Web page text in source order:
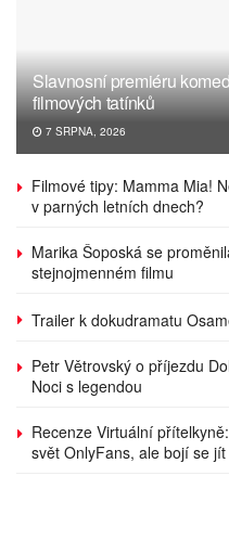
Slavnosní premiéru
filmových tatínků
7 SRPNA, 2026
Filmové tipy: Mamma Mia!
v parných letních dnech?
Marika Šoposká se
stejnojmenném filmu
Trailer k dokudramatu
Petr Větrovský o příjezdu
Noci s legendou
Recenze Virtuální
svět OnlyFans, ale bojí se